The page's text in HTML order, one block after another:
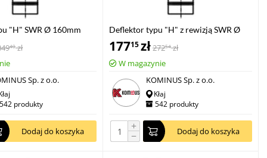
"H" SWR Ø 160mm
40 zł
Sp. z o.o.
542 produkty
Dodaj do koszyka
Deflektor typu "H" z rewizją SWR Ø
130mm ocynk podstawa rurowa
17715zł27254 zł
W magazynie
KOMINUS Sp. z o.o.
Kłaj
542 produkty
+
− Dodaj do koszyka